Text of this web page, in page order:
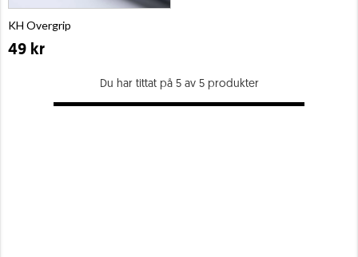
KH Overgrip
49 kr
Du har tittat på 5 av 5 produkter